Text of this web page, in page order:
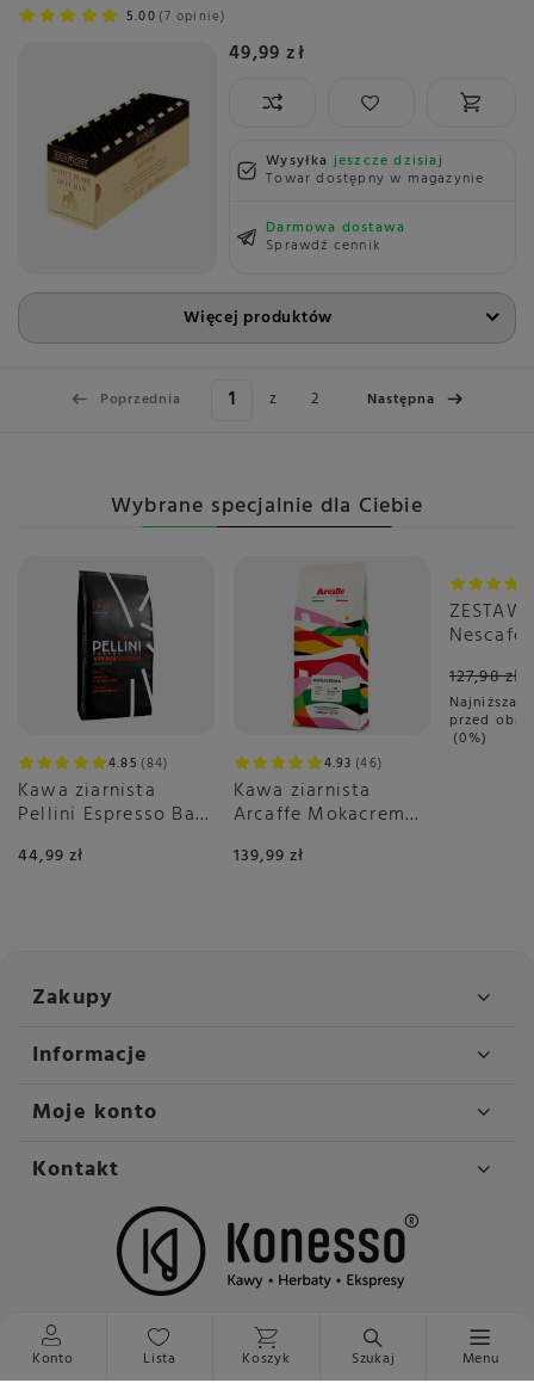
5.00 7 opinie
49,99 zł
Wysyłkajeszcze dzisiaj
Towar dostępny w magazynie
Darmowa dostawa
Sprawdź cennik
Więcej produktów
Poprzednia z 2 Następna
Wybrane specjalnie dla Ciebie
4.85 84
Kawa ziarnista
Pellini Espresso Bar
44,99 zł
4.93 46
Kawa ziarnista
Arcaffe Mokacrema
139,99 zł
Okazja
Nescafé
6x16
127,98 zł
Najniższa
przed
0%
Zakupy
Informacje
Moje konto
Kontakt
Konto Lista Koszyk Szukaj Menu